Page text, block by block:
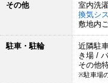
その他 室内洗
換気シ
敷地内
駐車・駐輪
近隣駐
き場 /
その他
※駐車場